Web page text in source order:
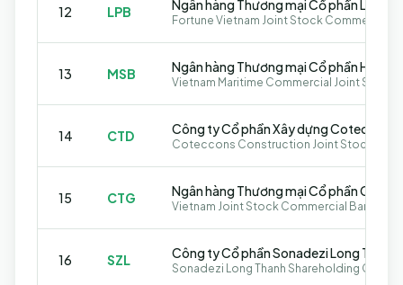
12 LPB
Fortune Vietnam Joint Stock Commercial
13 MSB
Vietnam Maritime Commercial Joint Stock
14 CTD Công ty Cổ phần Xây dựng Coteccons
Coteccons Construction Joint Stock
15 CTG
16 SZL Công ty Cổ phần Sonadezi Long Thành
Sonadezi Long Thanh Shareholding